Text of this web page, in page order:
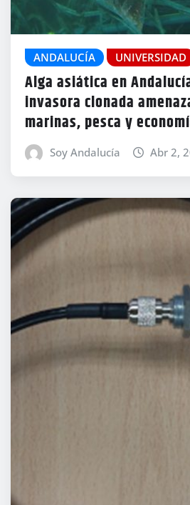
ANDALUCÍA UNIVERSIDAD
Alga asiática en
invasora clonada
marinas, pesca y
Soy Andalucía Abr 2,